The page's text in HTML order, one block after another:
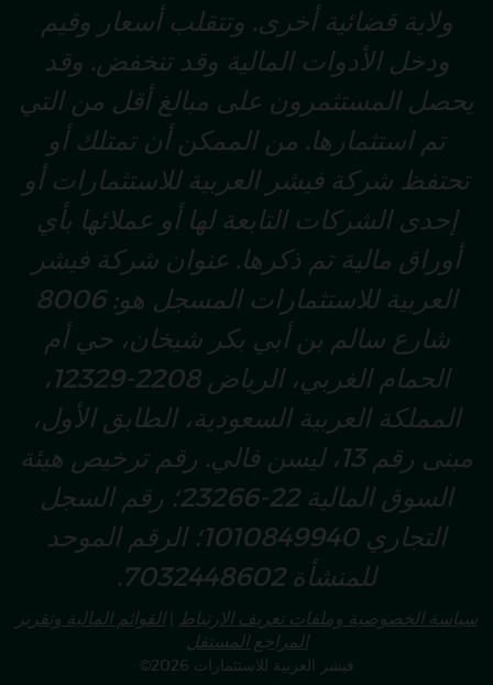
ولاية قضائية أخرى. وتتقلب أسعار وقيم
ودخل الأدوات المالية وقد تنخفض. وقد
يحصل المستثمرون على مبالغ أقل من التي
تم استثمارها. من الممكن أن تمتلك أو
تحتفظ شركة فيشر العربية للاستثمارات أو
إحدى الشركات التابعة لها أو عملائها بأي
أوراق مالية تم ذكرها. عنوان شركة فيشر
العربية للاستثمارات المسجل هو: 8006
شارع سالم بن أبي بكر شيخان، حي أم
الحمام الغربي، الرياض 2208-12329،
المملكة العربية السعودية، الطابق الأول،
مبنى رقم 13، ليسن فالي. رقم ترخيص هيئة
السوق المالية 22-23266؛ رقم السجل
التجاري 1010849940؛ الرقم الموحد
للمنشأة 7032448602.
سياسة الخصوصية وملفات تعريف الارتباط |القوائم المالية وتقرير
المراجع المستقل
©2026 فيشر العربية للاستثمارات